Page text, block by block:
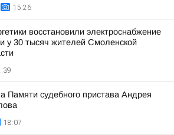
15:26
восстановили электроснабжение
у 30 тысяч жителей Смоленской
Памяти судебного пристава Андрея
18:07